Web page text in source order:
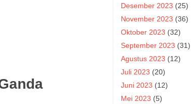
Desember 2023 (25)
November 2023 (36)
Oktober 2023 (32)
September 2023 (31)
Agustus 2023 (12)
Juli 2023 (20)
Juni 2023 (12)
Mei 2023 (5)